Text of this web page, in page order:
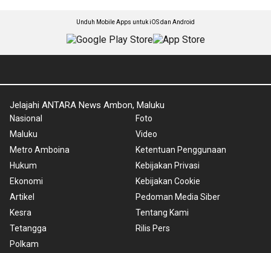
Unduh Mobile Apps untuk iOS dan Android
Jelajahi ANTARA News Ambon, Maluku
Nasional
Maluku
Metro Amboina
Hukum
Ekonomi
Artikel
Kesra
Tetangga
Polkam
Foto
Video
Ketentuan Penggunaan
Kebijakan Privasi
Kebijakan Cookie
Pedoman Media Siber
Tentang Kami
Rilis Pers